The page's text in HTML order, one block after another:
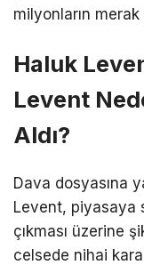
milyonların
Haluk
Levent
Aldı?
Dava dosyasına
Levent, piyasaya
çıkması üzerine
celsede nihai